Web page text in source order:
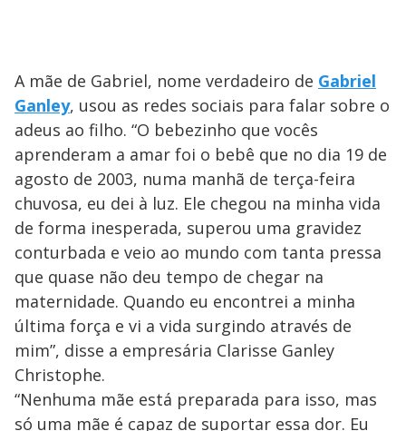
A mãe de Gabriel, nome verdadeiro de Gabriel
Ganley, usou as redes sociais para falar sobre o
adeus ao filho. “O bebezinho que vocês
aprenderam a amar foi o bebê que no dia 19 de
agosto de 2003, numa manhã de terça-feira
chuvosa, eu dei à luz. Ele chegou na minha vida
de forma inesperada, superou uma gravidez
conturbada e veio ao mundo com tanta pressa
que quase não deu tempo de chegar na
maternidade. Quando eu encontrei a minha
última força e vi a vida surgindo através de
mim”, disse a empresária Clarisse Ganley
Christophe.
“Nenhuma mãe está preparada para isso, mas
só uma mãe é capaz de suportar essa dor. Eu